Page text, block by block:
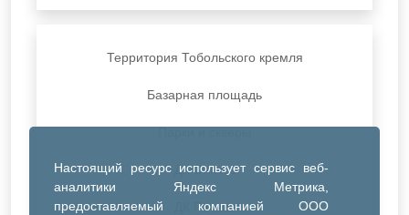
Настоящий ресурс использует сервис веб-
аналитики Яндекс Метрика,
предоставляемый компанией ООО
Территория Тобольского кремля
Базарная площадь
ДК Синтез
ДК Речник